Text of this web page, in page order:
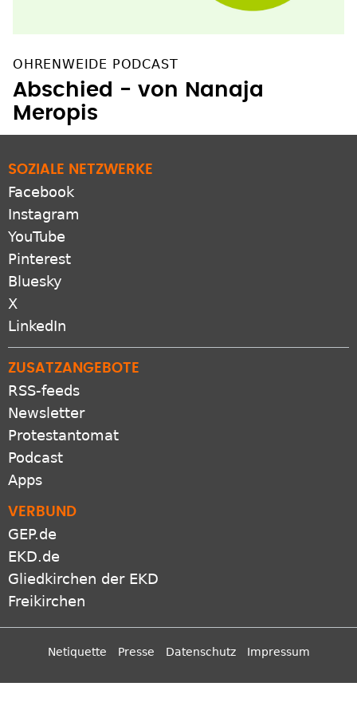
OHRENWEIDE PODCAST
Abschied - von Nanaja
Meropis
SOZIALE NETZWERKE
Facebook
Instagram
YouTube
Pinterest
Bluesky
X
LinkedIn
ZUSATZANGEBOTE
RSS-feeds
Newsletter
Protestantomat
Podcast
Apps
VERBUND
GEP.de
EKD.de
Gliedkirchen der EKD
Freikirchen
Netiquette Presse Datenschutz Impressum